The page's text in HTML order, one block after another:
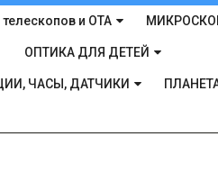
и ОТА
ОПТИКА ДЛЯ ДЕТЕЙ
ЧАСЫ, ДАТЧИКИ